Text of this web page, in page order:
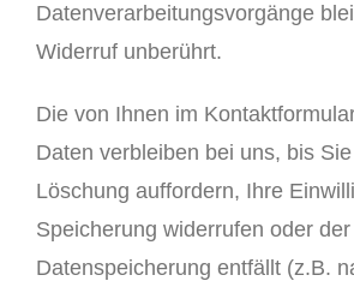
Datenverarbeitungsvorgänge
Widerruf unberührt.
Die von Ihnen im
Daten verbleiben bei uns, bis
Löschung auffordern, Ihre
Speicherung widerrufen oder
Datenspeicherung entfällt (z.B.